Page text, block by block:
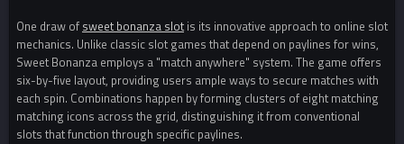
One draw of sweet bonanza slot is its innovative approach to online slot
mechanics. Unlike classic slot games that depend on paylines for wins,
Sweet Bonanza employs a "match anywhere" system. The game offers
six-by-five layout, providing users ample ways to secure matches with
each spin. Combinations happen by forming clusters of eight matching
matching icons across the grid, distinguishing it from conventional
slots that function through specific paylines.